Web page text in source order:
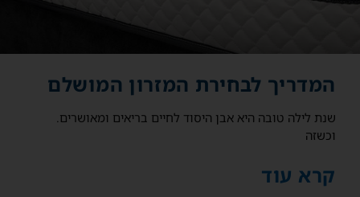
המדריך לבחירת המזרון המושלם
שנת לילה טובה היא אבן היסוד לחיים בריאים ומאושרים.
וכשזה
קרא עוד